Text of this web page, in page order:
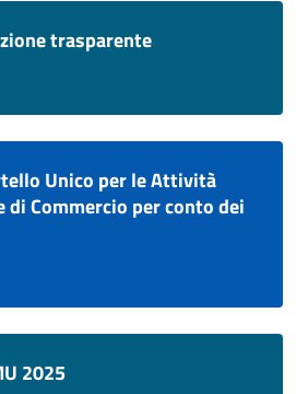
trasparente
Unico per le Attività
di Commercio per conto dei
2025